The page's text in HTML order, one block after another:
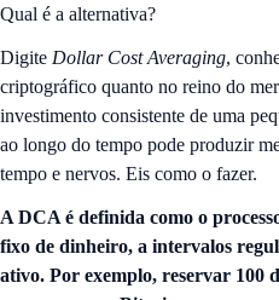
Qual é a alternativa?
Digite Dollar Cost Averaging,
criptográfico quanto no reino do
investimento consistente de uma
ao longo do tempo pode produzir
tempo e nervos. Eis como o fazer.
A DCA é definida como o
fixo de dinheiro, a intervalos
ativo. Por exemplo, reservar 100